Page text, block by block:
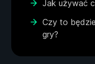
Jak używać
Czy to
gry?